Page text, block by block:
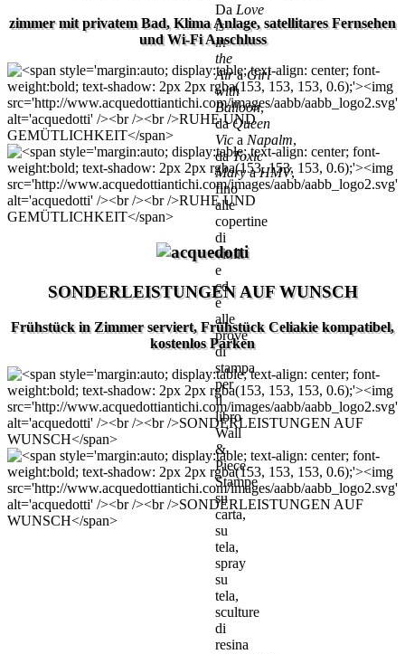
zimmer mit privatem Bad, Klima Anlage, satellitares Fernsehen
und Wi-Fi Anschluss
SONDERLEISTUNGEN AUF WUNSCH
Frühstück in Zimmer serviert, Frühstück Celiakie kompatibel,
kostenlos Parken
Da Love
is
in
the
AiraGirl
with
Balloon,
daQueen
Vic a Napalm,
daToxic
MaryaHMV,
fino
alle
copertine
di
vinili
e
cd
e
alle
prove
di
stampa
per
il
libro
Wall
&
Piece.
Stampe
su
carta,
su
tela,
spray
su
tela,
sculture
di
resina